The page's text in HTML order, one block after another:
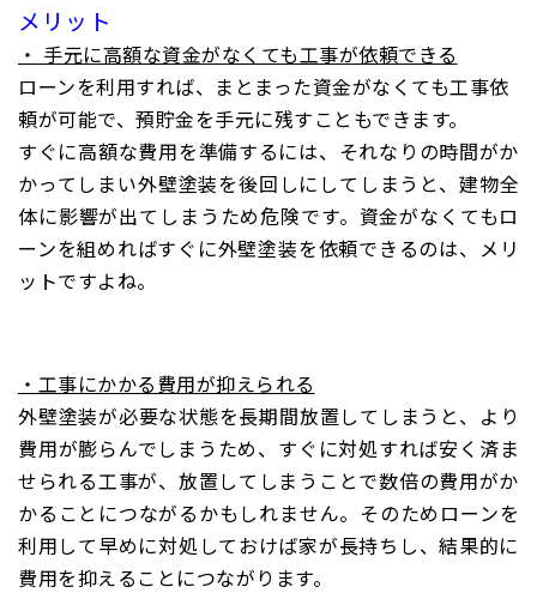
メリット
・ 手元に高額な資金がなくても工事が依頼できる
ローンを利用すれば、まとまった資金がなくても工事依
頼が可能で、預貯金を手元に残すこともできます。
すぐに高額な費用を準備するには、それなりの時間がか
かってしまい外壁塗装を後回しにしてしまうと、建物全
体に影響が出てしまうため危険です。資金がなくてもロ
ーンを組めればすぐに外壁塗装を依頼できるのは、メリ
ットですよね。
・工事にかかる費用が抑えられる
外壁塗装が必要な状態を長期間放置してしまうと、より
費用が膨らんでしまうため、すぐに対処すれば安く済ま
せられる工事が、放置してしまうことで数倍の費用がか
かることにつながるかもしれません。そのためローンを
利用して早めに対処しておけば家が長持ちし、結果的に
費用を抑えることにつながります。